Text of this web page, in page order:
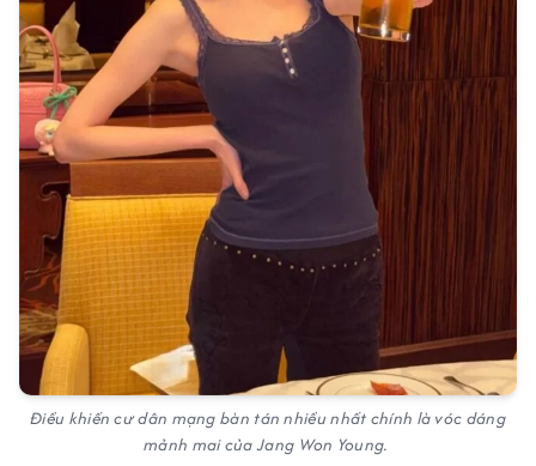
Điều khiến cư dân mạng bàn tán nhiều nhất chính là vóc dáng
mảnh mai của Jang Won Young.